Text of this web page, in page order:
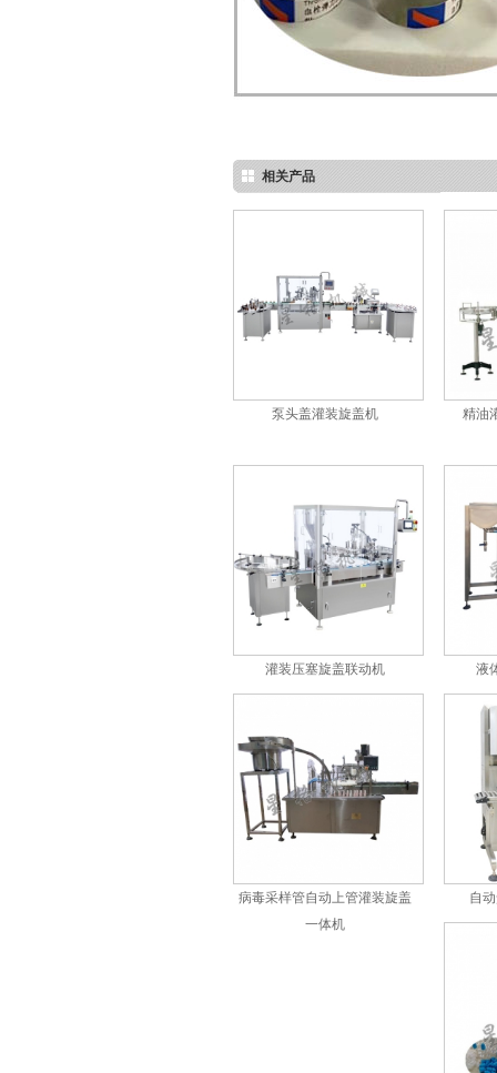
相关产品
泵头盖灌装旋盖机 精油
灌装压塞旋盖联动机 液
病毒采样管自动上管灌装旋盖
一体机
自